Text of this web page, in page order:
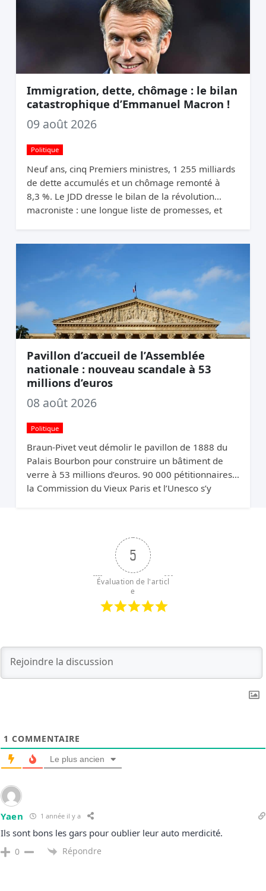
Immigration, dette, chômage : le bilan
catastrophique d’Emmanuel Macron !
09 août 2026
Politique
Neuf ans, cinq Premiers ministres, 1 255 milliards
de dette accumulés et un chômage remonté à
8,3 %. Le JDD dresse le bilan de la révolution
macroniste : une longue liste de promesses, et
Pavillon d’accueil de l’Assemblée
nationale : nouveau scandale à 53
millions d’euros
08 août 2026
Politique
Braun-Pivet veut démolir le pavillon de 1888 du
Palais Bourbon pour construire un bâtiment de
verre à 53 millions d’euros. 90 000 pétitionnaires,
la Commission du Vieux Paris et l’Unesco s’y
5
Évaluation de l'articl
e
1 COMMENTAIRE
Le plus ancien
Yaen 1 année il y a
Ils sont bons les gars pour oublier leur auto merdicité.
0 Répondre